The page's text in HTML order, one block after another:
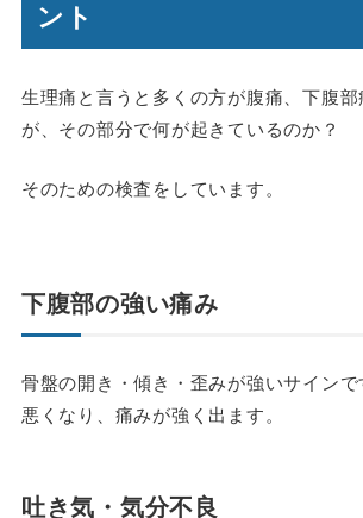
ント
生理痛と言うと多くの方が腹痛、下腹
が、その部分で何が起きているのか？
そのための検査をしています。
下腹部の強い痛み
骨盤の開き・傾き・歪みが強いサイン
悪くなり、痛みが強く出ます。
吐き気・気分不良